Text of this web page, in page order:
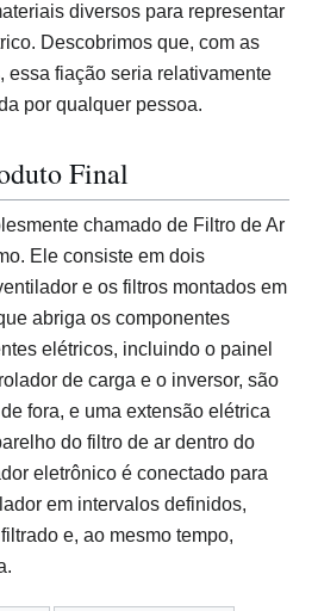
diversos para representar
Descobrimos que, com as
essa fiação seria relativamente
por qualquer pessoa.
Final
chamado de Filtro de Ar
Ele consiste em dois
e os filtros montados em
abriga os componentes
elétricos, incluindo o painel
de carga e o inversor, são
fora, e uma extensão elétrica
do filtro de ar dentro do
eletrônico é conectado para
em intervalos definidos,
e, ao mesmo tempo,